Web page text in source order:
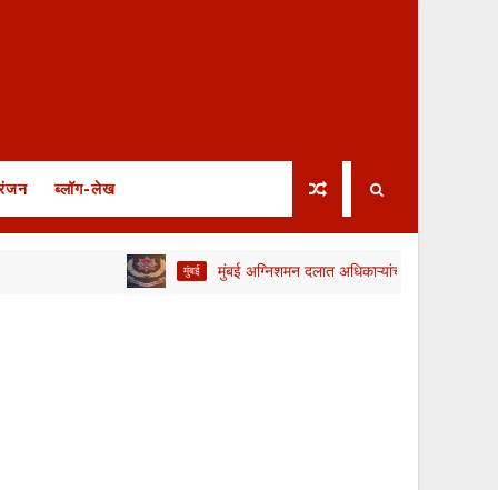
ब्लॉग-लेख
मुंबई मुंबई अग्निशमन दलात अधिकाऱ्यांची तीव्र कमतरता; तातडीने